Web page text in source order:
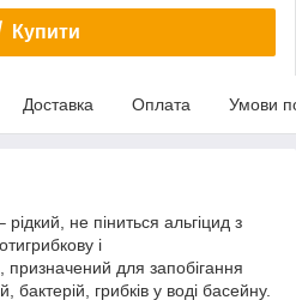
Купити
Доставка Оплата Умови
не піниться альгіцид з
і
для запобігання
бактерій, грибків у воді басейну.